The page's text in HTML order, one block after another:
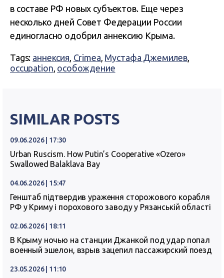
в составе РФ новых субъектов. Еще через
несколько дней Совет Федерации России
единогласно одобрил аннексию Крыма.
Tags: аннексия, Crimea, Мустафа Джемилев,
occupation, особождение
SIMILAR POSTS
09.06.2026 | 17:30
Urban Ruscism. How Putin’s Cooperative «Ozero»
Swallowed Balaklava Bay
04.06.2026 | 15:47
Генштаб підтвердив ураження сторожового корабля
РФ у Криму і порохового заводу у Рязанській області
02.06.2026 | 18:11
В Крыму ночью на станции Джанкой под удар попал
военный эшелон, взрыв зацепил пассажирский поезд
23.05.2026 | 11:10